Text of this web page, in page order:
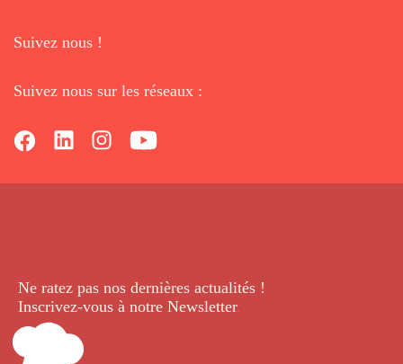
Suivez nous !
Suivez nous sur les réseaux :
Ne ratez pas nos dernières actualités !
Inscrivez-vous à notre Newsletter.